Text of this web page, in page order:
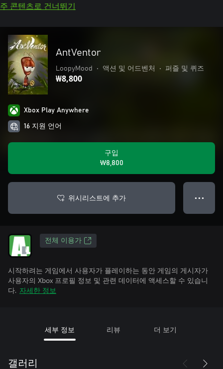
주 콘텐츠로 건너뛰기
AntVentor
LoopyMood • 액션 및 어드벤처 • 퍼즐 및 퀴즈
₩8,800
Xbox Play Anywhere
16 지원 언어
구입
₩8,800
위시리스트에 추가 ● ● ●
전체 이용가
시작하려는 게임에서 사용자가 플레이하는 동안 게임의 게시자가
사용자의 Xbox 프로필 정보 및 관련 데이터에 액세스할 수 있습니
다. 자세한 정보
세부 정보 리뷰 더 보기
갤러리